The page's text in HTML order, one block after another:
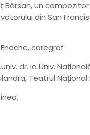
un
din San
coregraf
dr. la Univ.
Teatrul